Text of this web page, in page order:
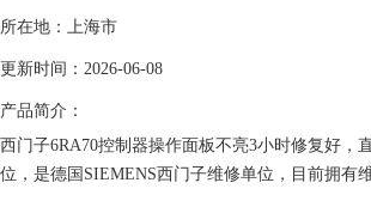
所在地：上海市
更新时间：2026-06-08
产品简介：
西门子6RA70控制器操作面板不亮3小时修复好
位，是德国SIEMENS西门子维修单位，目前拥有